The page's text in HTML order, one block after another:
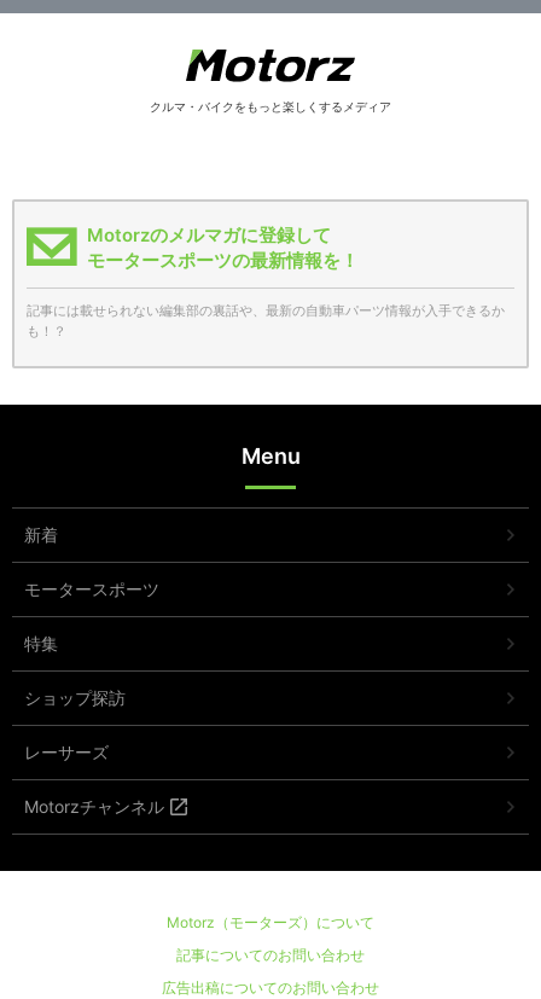
クルマ・バイクをもっと楽しくするメディア
Motorzのメルマガに登録して
モータースポーツの最新情報を！
記事には載せられない編集部の裏話や、最新の自動車パーツ情報が入手できるか
も！？
Menu
新着
モータースポーツ
特集
ショップ探訪
レーサーズ
Motorzチャンネル
Motorz（モーターズ）について
記事についてのお問い合わせ
広告出稿についてのお問い合わせ